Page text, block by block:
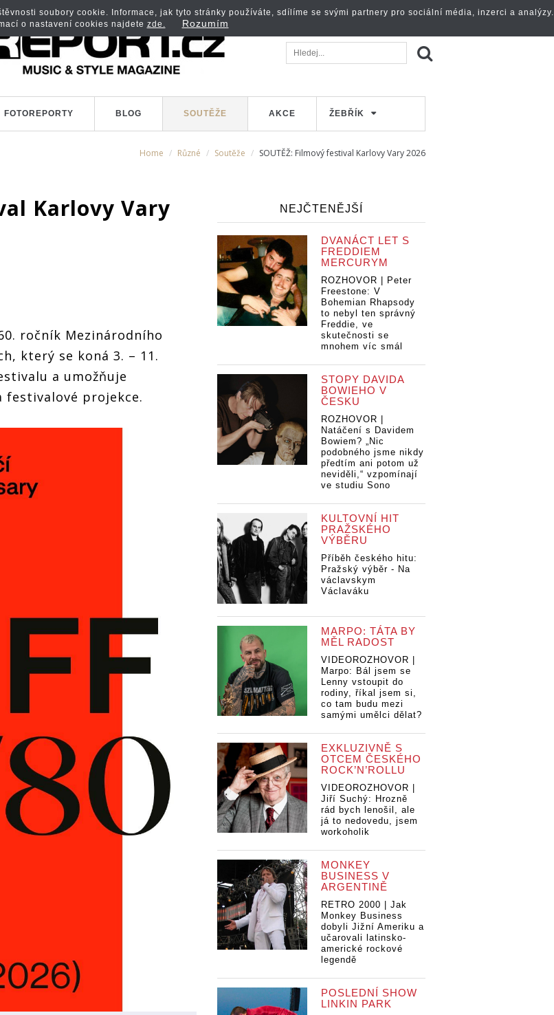
FOTOREPORTY BLOG SOUTĚŽE AKCE ŽEBŘÍK
Home Různé Soutěže SOUTĚŽ: Filmový festival Karlovy Vary 2026
Karlovy Vary
ročník Mezinárodního
který se koná 3. – 11.
a umožňuje
festivalové projekce.
NEJČTENĚJŠÍ
DVANÁCT LET S
FREDDIEM
MERCURYM
ROZHOVOR | Peter
Freestone: V
Bohemian Rhapsody
to nebyl ten správný
Freddie, ve
skutečnosti se
mnohem víc smál
STOPY DAVIDA
BOWIEHO V
ČESKU
ROZHOVOR |
Natáčení s Davidem
Bowiem? „Nic
podobného jsme nikdy
předtím ani potom už
neviděli,“ vzpomínají
ve studiu Sono
KULTOVNÍ HIT
PRAŽSKÉHO
VÝBĚRU
Příběh českého hitu:
Pražský výběr - Na
václavskym
Václaváku
MARPO: TÁTA BY
MĚL RADOST
VIDEOROZHOVOR |
Marpo: Bál jsem se
Lenny vstoupit do
rodiny, říkal jsem si,
co tam budu mezi
samými umělci dělat?
EXKLUZIVNĚ S
OTCEM ČESKÉHO
ROCK’N’ROLLU
VIDEOROZHOVOR |
Jiří Suchý: Hrozně
rád bych lenošil, ale
já to nedovedu, jsem
workoholik
MONKEY
BUSINESS V
ARGENTINĚ
RETRO 2000 | Jak
Monkey Business
dobyli Jižní Ameriku a
učarovali latinsko-
americké rockové
legendě
POSLEDNÍ SHOW
LINKIN PARK
soubory cookie. Informace, jak tyto stránky používáte, sdílíme se svými partnery pro sociální média, inzerci a analýzy.
o nastavení cookies najdete zde. Rozumím